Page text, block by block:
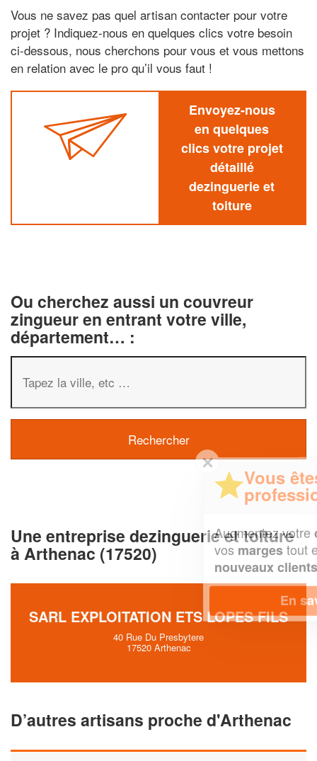
Vous ne savez pas quel artisan contacter pour votre
projet ? Indiquez-nous en quelques clics votre besoin
ci-dessous, nous cherchons pour vous et vous mettons
en relation avec le pro qu’il vous faut !
Envoyez-nous
en quelques
clics votre projet
détaillé
dezinguerie et
toiture
Ou cherchez aussi un couvreur
zingueur en entrant votre ville,
département… :
Une entreprise dezinguerie et toiture
à Arthenac (17520)
SARL EXPLOITATION ETS LOPES FILS
40 Rue Du Presbytere
17520 Arthenac
D’autres artisans proche d'Arthenac
✕
Vous êtes un
professionnel ?
Augmentez votrechiffre d'affaireset
vosmarges tout en gagnant de
nouveaux clients